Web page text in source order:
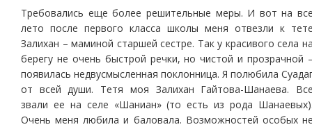
Требовались еще более решительные меры. И вот на
лето после первого класса школы меня отвезли к
Залихан – маминой старшей сестре. Так у красивого села
берегу не очень быстрой речки, но чистой и прозрачной
появилась недвусмысленная поклонница. Я полюбила
от всей души. Тетя моя Залихан Гайтова-Шанаева.
звали ее на селе «Шаниан» (то есть из рода
Очень меня любила и баловала. Возможностей особых